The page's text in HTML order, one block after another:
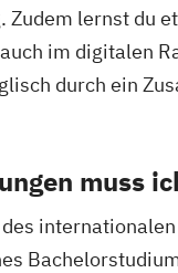
lernst du
im digitalen
durch ein
muss